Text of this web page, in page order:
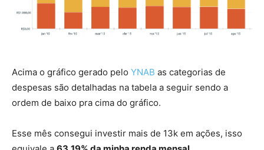
Acima o gráfico gerado pelo YNAB as categorias de
despesas são detalhadas na tabela a seguir sendo a
ordem de baixo pra cima do gráfico.
Esse mês consegui investir mais de 13k em ações, isso